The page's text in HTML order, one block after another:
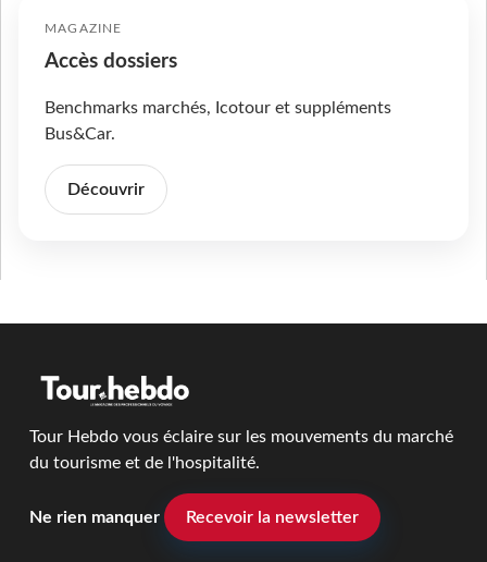
MAGAZINE
Accès dossiers
Benchmarks marchés, Icotour et suppléments
Bus&Car.
Découvrir
Tour Hebdo vous éclaire sur les mouvements du marché
du tourisme et de l'hospitalité.
Ne rien manquer Recevoir la newsletter